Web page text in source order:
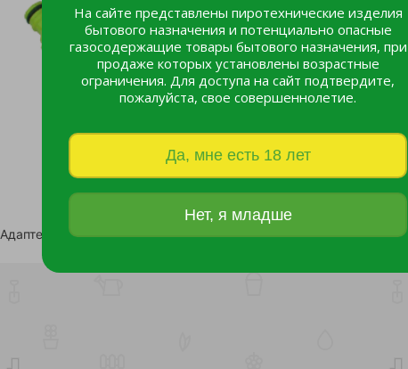
На сайте представлены пиротехнические изделия
бытового назначения и потенциально опасные
газосодержащие товары бытового назначения, при
продаже которых установлены возрастные
ограничения. Для доступа на сайт подтвердите,
пожалуйста, свое совершеннолетие.
Да, мне есть 18 лет
Нет, я младше
Адаптер LISTOK 2-х канальный /120